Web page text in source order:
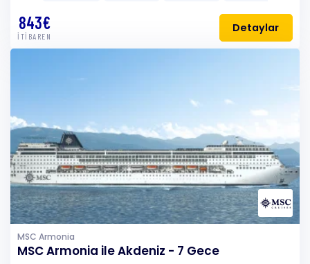
843€
İTİBAREN
Detaylar
MSC Armonia
MSC Armonia ile Akdeniz - 7 Gece